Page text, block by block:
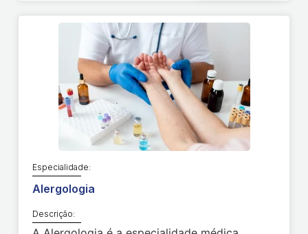
Especialidade:
Alergologia
Descrição: